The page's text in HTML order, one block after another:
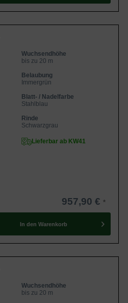
Wuchsendhöhe
bis zu 20 m
Belaubung
Immergrün
Blatt- / Nadelfarbe
Stahlblau
Rinde
Schwarzgrau
Lieferbar ab KW41
957,90 €
In den Warenkorb
Wuchsendhöhe
bis zu 20 m